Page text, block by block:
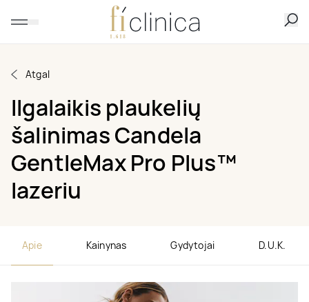
Atgal
Ilgalaikis plaukelių
šalinimas Candela
GentleMax Pro Plus™
lazeriu
Apie Kainynas Gydytojai D.U.K.